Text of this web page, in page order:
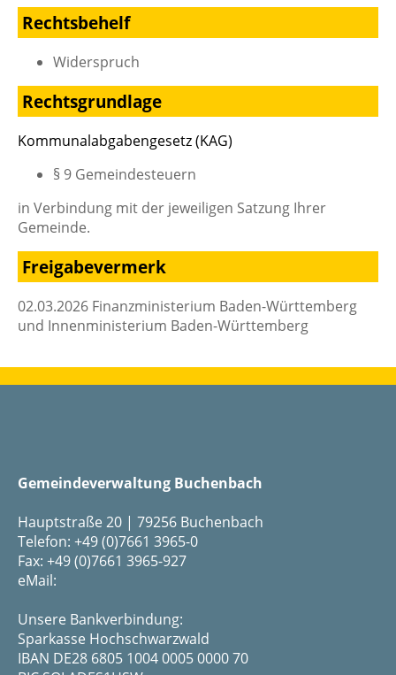
Rechtsbehelf
Widerspruch
Rechtsgrundlage
Kommunalabgabengesetz (KAG)
§ 9 Gemeindesteuern
in Verbindung mit der jeweiligen Satzung Ihrer
Gemeinde.
Freigabevermerk
02.03.2026 Finanzministerium Baden-Württemberg
und Innenministerium Baden-Württemberg
Gemeindeverwaltung Buchenbach
Hauptstraße 20 | 79256 Buchenbach
Telefon: +49 (0)7661 3965-0
Fax: +49 (0)7661 3965-927
eMail:
Unsere Bankverbindung:
Sparkasse Hochschwarzwald
IBAN DE28 6805 1004 0005 0000 70